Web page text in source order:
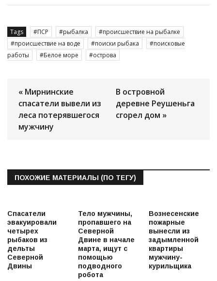
Tags ПСР рыбалка
происшествие на рыбалке
происшествие на воде
поиски рыбака
поисковые
работы
Белое море острова
« Мирнинские
спасатели вывели из
леса потерявшегося
мужчину
В островной
деревне Реушеньга
сгорел дом »
ПОХОЖИЕ МАТЕРИАЛЫ (ПО ТЕГУ)
Спасатели
эвакуировали
четырех
рыбаков из
дельты
Северной
Двины
Тело мужчины,
пропавшего на
Северной
Двине в начале
марта, ищут с
помощью
подводного
робота
Вознесенские
пожарные
вынесли из
задымленной
квартиры
мужчину-
курильщика